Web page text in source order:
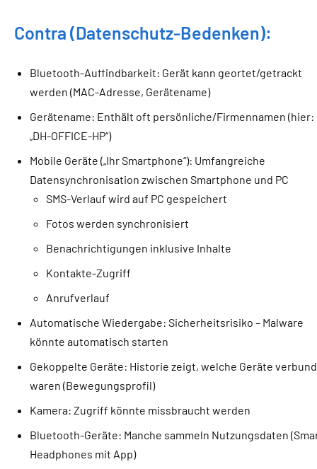
Contra (Datenschutz-Bedenken):
Bluetooth-Auffindbarkeit: Gerät kann geortet/getrackt
werden (MAC-Adresse, Gerätename)
Gerätename: Enthält oft persönliche/Firmennamen (hier:
„DH-OFFICE-HP“)
Mobile Geräte („Ihr Smartphone“): Umfangreiche
Datensynchronisation zwischen Smartphone und PC
SMS-Verlauf wird auf PC gespeichert
Fotos werden synchronisiert
Benachrichtigungen inklusive Inhalte
Kontakte-Zugriff
Anrufverlauf
Automatische Wiedergabe: Sicherheitsrisiko – Malware
könnte automatisch starten
Gekoppelte Geräte: Historie zeigt, welche Geräte
waren (Bewegungsprofil)
Kamera: Zugriff könnte missbraucht werden
Bluetooth-Geräte: Manche sammeln Nutzungsdaten
Headphones mit App)